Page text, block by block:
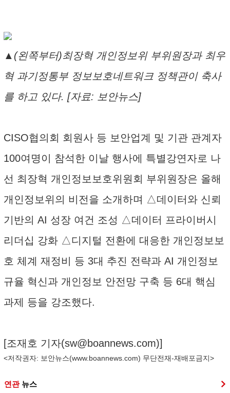
▲(왼쪽부터)최장혁 개인정보위 부위원장과 최우
혁 과기정통부 정보보호네트워크 정책관이 축사
를 하고 있다. [자료: 보안뉴스]
CISO협의회 회원사 등 보안업계 및 기관 관계자
100여명이 참석한 이날 행사에 특별강연자로 나
선 최장혁 개인정보보호위원회 부위원장은 올해
개인정보위의 비전을 소개하며 △데이터와 신뢰
기반의 AI 성장 여건 조성 △데이터 프라이버시
리더십 강화 △디지털 전환에 대응한 개인정보보
호 체계 재정비 등 3대 추진 전략과 AI 개인정보
규율 혁신과 개인정보 안전망 구축 등 6대 핵심
과제 등을 강조했다.
[조재호 기자(sw@boannews.com)]
<저작권자: 보안뉴스(www.boannews.com) 무단전재-재배포금지>
연관 뉴스